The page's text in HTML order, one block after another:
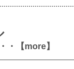
・【more】